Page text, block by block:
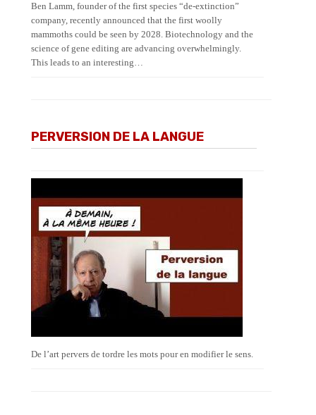
Ben Lamm, founder of the first species “de-extinction”
company, recently announced that the first woolly
mammoths could be seen by 2028. Biotechnology and the
science of gene editing are advancing overwhelmingly.
This leads to an interesting…
PERVERSION DE LA LANGUE
De l’art pervers de tordre les mots pour en modifier le sens.